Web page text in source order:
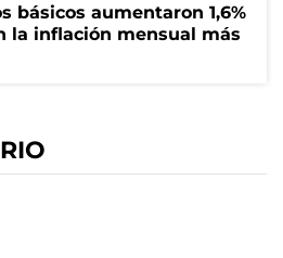
básicos aumentaron 1,6%
la inflación mensual más